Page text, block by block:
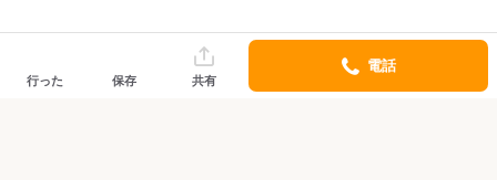
行った 保存 共有
電話